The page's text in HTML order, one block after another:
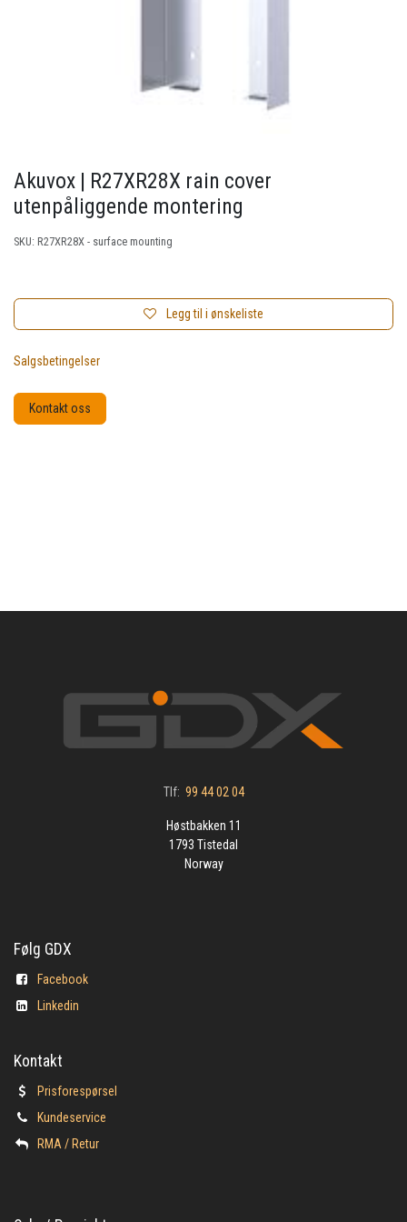
Akuvox | R27XR28X rain cover
utenpåliggende montering
SKU: R27XR28X - surface mounting
Legg til i ønskeliste
Salgsbetingelser
Kontakt oss
Tlf: 99 44 02 04
Høstbakken 11
1793 Tistedal
Norway
Følg GDX
Facebook
Linkedin
Kontakt
Prisforespørsel
Kundeservice
​RMA / Retur